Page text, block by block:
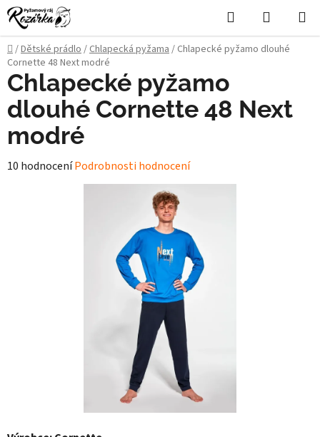
Přejít
na
obsah
Hledat
KOŠÍK
Domů
/Dětské prádlo/Chlapecká pyžama/ Chlapecké pyžamo dlouhé
Cornette 48 Next modré
Chlapecké pyžamo
dlouhé Cornette 48 Next
modré
Průměrné
10 hodnoceníPodrobnosti hodnocení